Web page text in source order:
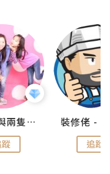
儍媽媽與兩隻小魔怪之家
追蹤